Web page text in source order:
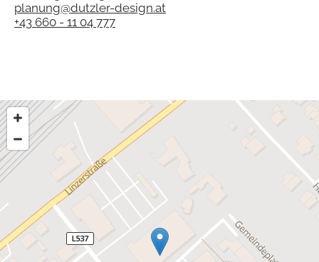
planung@dutzler-design.at
+43 660 - 11 04 777